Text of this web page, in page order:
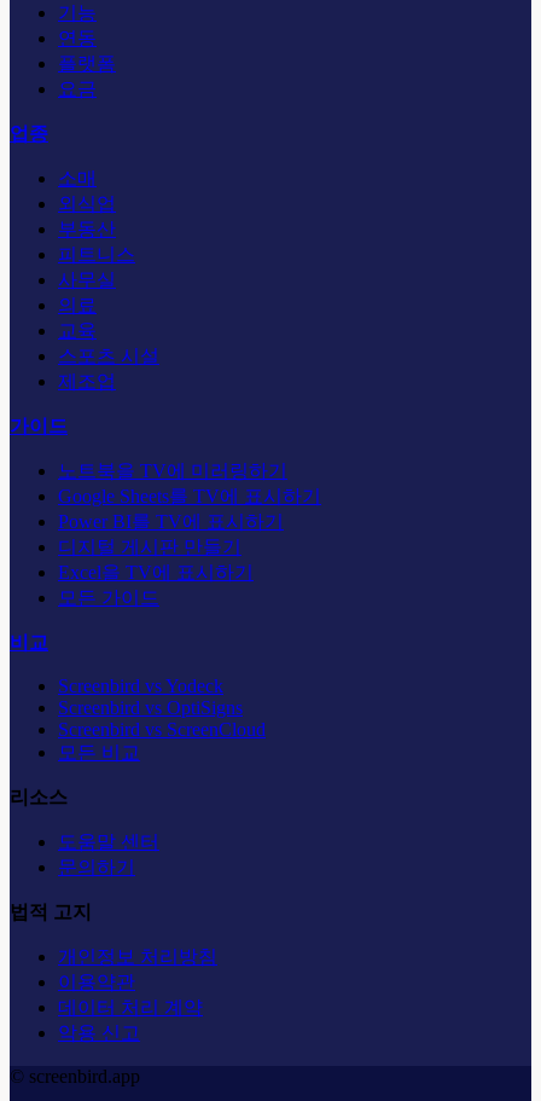
기능
연동
플랫폼
요금
업종
소매
외식업
부동산
피트니스
사무실
의료
교육
스포츠 시설
제조업
가이드
노트북을 TV에 미러링하기
Google Sheets를 TV에 표시하기
Power BI를 TV에 표시하기
디지털 게시판 만들기
Excel을 TV에 표시하기
모든 가이드
비교
Screenbird vs Yodeck
Screenbird vs OptiSigns
Screenbird vs ScreenCloud
모든 비교
리소스
도움말 센터
문의하기
법적 고지
개인정보 처리방침
이용약관
데이터 처리 계약
악용 신고
© screenbird.app